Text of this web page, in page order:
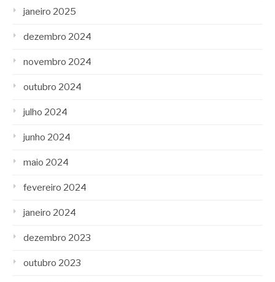
janeiro 2025
dezembro 2024
novembro 2024
outubro 2024
julho 2024
junho 2024
maio 2024
fevereiro 2024
janeiro 2024
dezembro 2023
outubro 2023